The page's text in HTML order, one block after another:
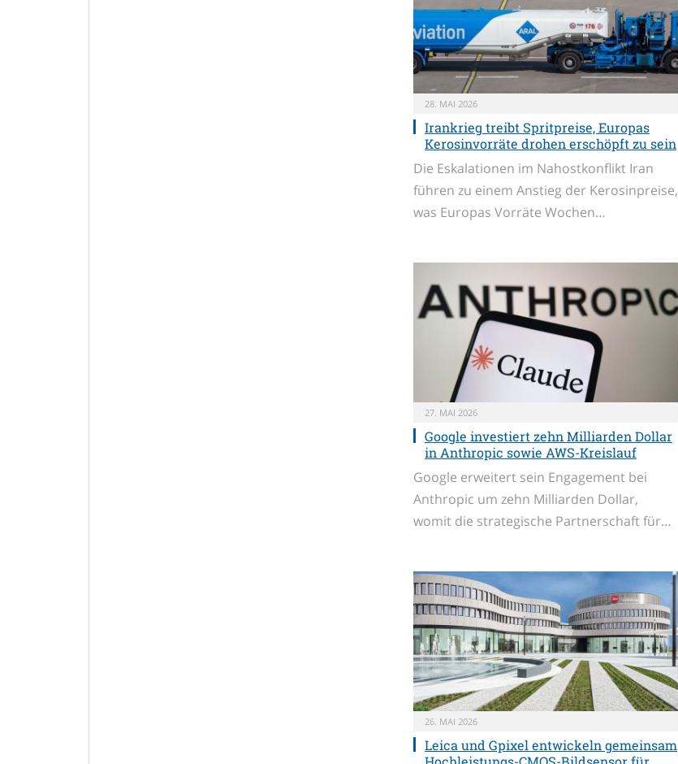
28. MAI 2026
Irankrieg treibt Spritpreise, Europas
Kerosinvorräte drohen erschöpft zu sein
Die Eskalationen im Nahostkonflikt Iran
führen zu einem Anstieg der Kerosinpreise,
was Europas Vorräte Wochen…
27. MAI 2026
Google investiert zehn Milliarden Dollar
in Anthropic sowie AWS-Kreislauf
Google erweitert sein Engagement bei
Anthropic um zehn Milliarden Dollar,
womit die strategische Partnerschaft für…
26. MAI 2026
Leica und Gpixel entwickeln gemeinsam